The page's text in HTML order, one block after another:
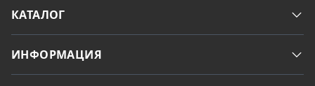
КАТАЛОГ
ИНФОРМАЦИЯ